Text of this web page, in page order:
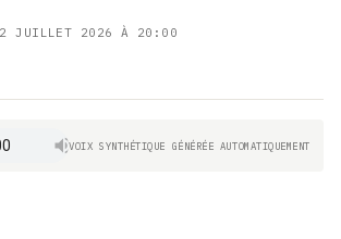
2 JUILLET 2026 À 20:00
VOIX SYNTHÉTIQUE GÉNÉRÉE AUTOMATIQUEMENT